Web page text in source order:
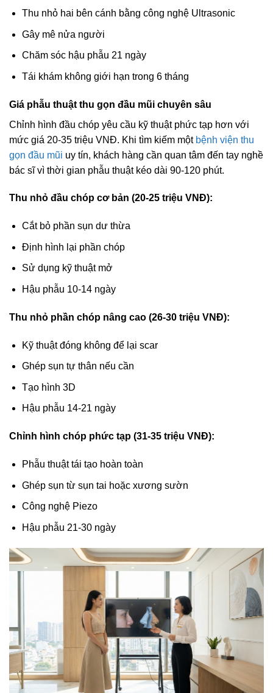
Thu nhỏ hai bên cánh bằng công nghệ Ultrasonic
Gây mê nửa người
Chăm sóc hậu phẫu 21 ngày
Tái khám không giới hạn trong 6 tháng
Giá phẫu thuật thu gọn đầu mũi chuyên sâu
Chỉnh hình đầu chóp yêu cầu kỹ thuật phức tạp hơn với
mức giá 20-35 triệu VNĐ. Khi tìm kiếm một bệnh viện thu
gọn đầu mũi uy tín, khách hàng cần quan tâm đến tay nghề
bác sĩ vì thời gian phẫu thuật kéo dài 90-120 phút.
Thu nhỏ đầu chóp cơ bản (20-25 triệu VNĐ):
Cắt bỏ phần sụn dư thừa
Định hình lại phần chóp
Sử dụng kỹ thuật mở
Hậu phẫu 10-14 ngày
Thu nhỏ phần chóp nâng cao (26-30 triệu VNĐ):
Kỹ thuật đóng không để lại scar
Ghép sụn tự thân nếu cần
Tạo hình 3D
Hậu phẫu 14-21 ngày
Chỉnh hình chóp phức tạp (31-35 triệu VNĐ):
Phẫu thuật tái tạo hoàn toàn
Ghép sụn từ sụn tai hoặc xương sườn
Công nghệ Piezo
Hậu phẫu 21-30 ngày